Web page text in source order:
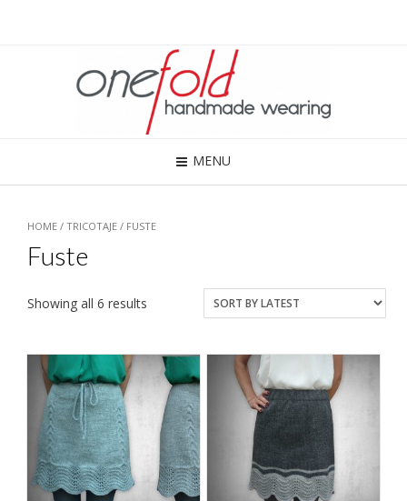
MENU
HOME / TRICOTAJE / FUSTE
Fuste
Showing all 6 results